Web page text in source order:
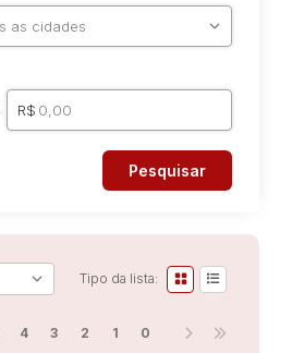
R$
Pesquisar
Tipo da lista:
4 3 2 1 0